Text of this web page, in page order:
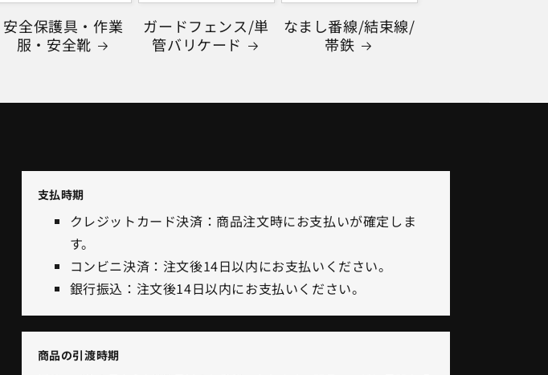
安全保護具・作業
服・安全靴
ガードフェンス/単
管バリケード
なまし番線/結束線/
帯鉄
支払時期
クレジットカード決済：商品注文時にお支払いが確定しま
す。
コンビニ決済：注文後14日以内にお支払いください。
銀行振込：注文後14日以内にお支払いください。
商品の引渡時期